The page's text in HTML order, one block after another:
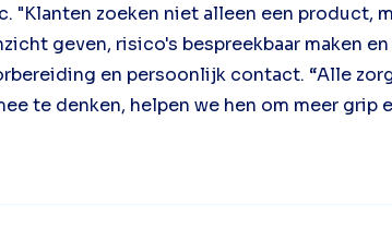
"Klanten zoeken niet alleen een product,
geven, risico's bespreekbaar maken
en persoonlijk contact. “Alle
te denken, helpen we hen om meer grip